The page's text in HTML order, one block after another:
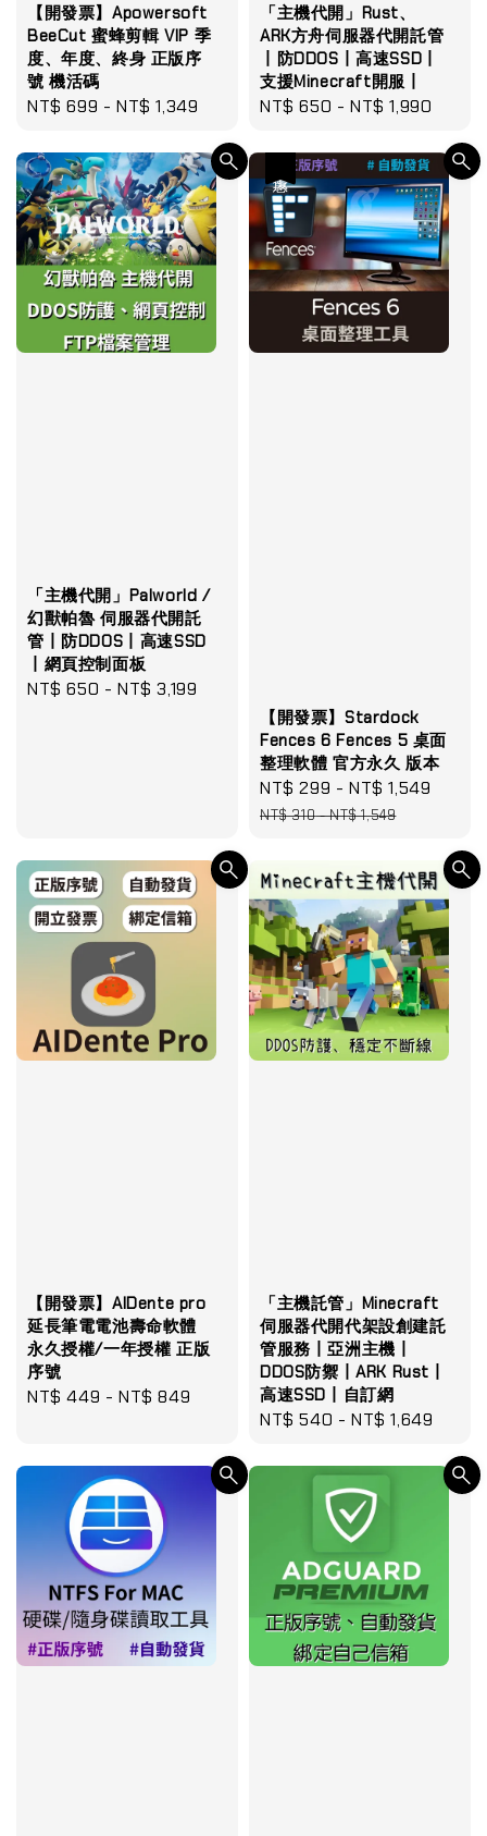
【開發票】Apowersoft
BeeCut 蜜蜂剪輯 VIP 季
度、年度、終身 正版序
號 機活碼
Regular
NT$ 699 -NT$ 1,349
「主機代開」Rust、
ARK方舟伺服器代開託管
丨防DDOS丨高速SSD丨
支援Minecraft開服丨
Regular
NT$ 650 -NT$ 1,990
「主機代開」Palworld /
幻獸帕魯 伺服器代開託
管丨防DDOS丨高速SSD
丨網頁控制面板
Regular
NT$ 650 -NT$ 3,199
【開發票】Stardock
Fences 6 Fences 5 桌面
整理軟體 官方永久 版本
Sale
price
NT$ 299 -NT$ 1,549
NT$ 310-NT$ 1,549
【開發票】AlDente pro
延長筆電電池壽命軟體
永久授權/一年授權 正版
序號
Regular
NT$ 449 -NT$ 849
「主機託管」Minecraft
伺服器代開代架設創建託
管服務丨亞洲主機丨
DDOS防禦丨ARK Rust丨
高速SSD丨自訂網
Regular
NT$ 540 -NT$ 1,649